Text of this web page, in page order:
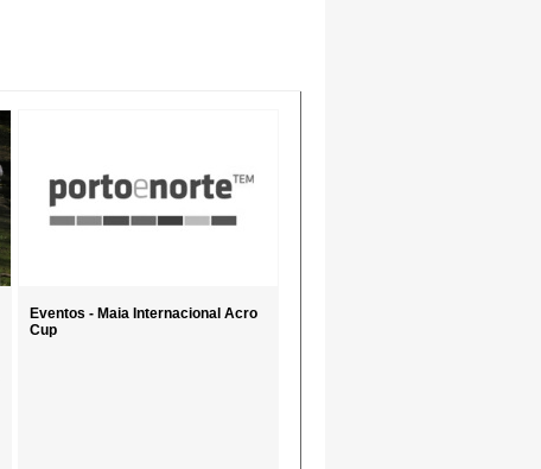
Eventos - Maia Internacional Acro
Cup